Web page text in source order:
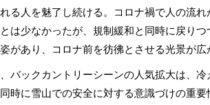
る人を魅了し続ける。コロナ禍で人の流
は少なかったが、規制緩和と同時に戻り
があり、コロナ前を彷彿とさせる光景が広
バックカントリーシーンの人気拡大は、
時に雪山での安全に対する意識づけの重